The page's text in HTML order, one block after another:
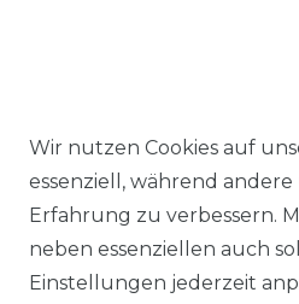
Wir nutzen Cookies auf
essenziell, während
Erfahrung zu verbessern.
neben essenziellen auch
Einstellungen jederzeit